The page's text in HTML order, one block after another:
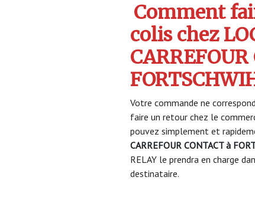
Comment
colis chez
Votre commande ne
faire un retour chez le
pouvez simplement et
CARREFOUR CONTACT à
RELAY le prendra en charge
destinataire.